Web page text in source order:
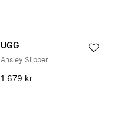
UGG
Ansley Slipper
1 679 kr